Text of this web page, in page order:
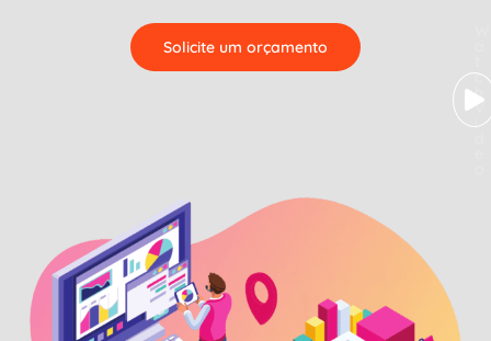
Solicite um orçamento
c
h
V
i